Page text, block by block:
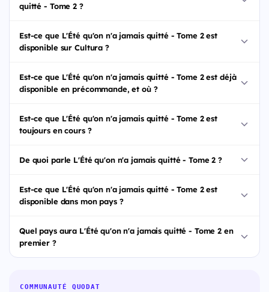
quitté - Tome 2 ?
Est-ce que L'Été qu'on n'a jamais quitté - Tome 2 est
disponible sur Cultura ?
Est-ce que L'Été qu'on n'a jamais quitté - Tome 2 est déjà
disponible en précommande, et où ?
Est-ce que L'Été qu'on n'a jamais quitté - Tome 2 est
toujours en cours ?
De quoi parle L'Été qu'on n'a jamais quitté - Tome 2 ?
Est-ce que L'Été qu'on n'a jamais quitté - Tome 2 est
disponible dans mon pays ?
Quel pays aura L'Été qu'on n'a jamais quitté - Tome 2 en
premier ?
COMMUNAUTÉ QUODAT